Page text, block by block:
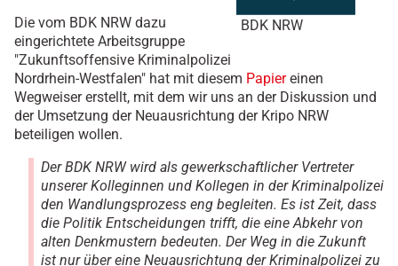
BDK NRW
Die vom BDK NRW dazu
eingerichtete Arbeitsgruppe
"Zukunftsoffensive Kriminalpolizei
Nordrhein-Westfalen" hat mit diesem Papiereinen
Wegweiser erstellt, mit dem wir uns an der Diskussion und
der Umsetzung der Neuausrichtung der Kripo NRW
beteiligen wollen.
Der BDK NRW wird als gewerkschaftlicher Vertreter
unserer Kolleginnen und Kollegen in der Kriminalpolizei
den Wandlungsprozess eng begleiten. Es ist Zeit, dass
die Politik Entscheidungen trifft, die eine Abkehr von
alten Denkmustern bedeuten. Der Weg in die Zukunft
ist nur über eine Neuausrichtung der Kriminalpolizei zu